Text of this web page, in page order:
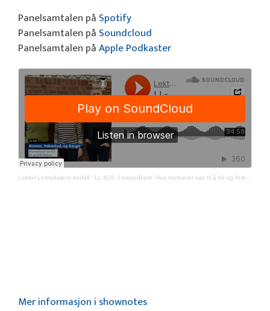
Panelsamtalen på Spotify
Panelsamtalen på Soundcloud
Panelsamtalen påApple Podkaster
Lektor Lomsdalens innfall · LL-626: Livepodkast: Hva motiverer oss til å bli og forbli lærere?
Mer informasjon i shownotes